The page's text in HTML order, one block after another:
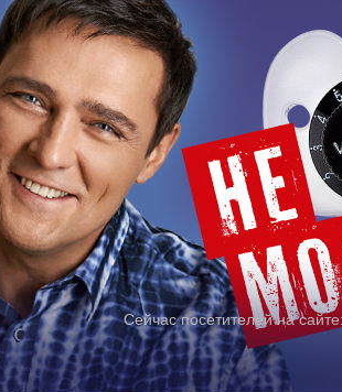
Сейчас посетителей на сайте: